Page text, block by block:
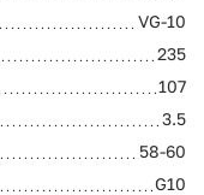
VG-10
235
107
3.5
58-60
G10